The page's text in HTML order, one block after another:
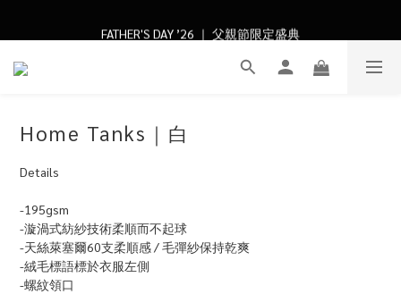
FATHER'S DAY ’26 ｜ 父親節限定盛典
Home Tanks｜白
Details
-195gsm
-漩渦式紡紗技術柔順而不起球
-天絲萊塞爾60支柔順感 / 毛彈紗保持乾爽
-絨毛標語標於衣服左側
-螺紋領口